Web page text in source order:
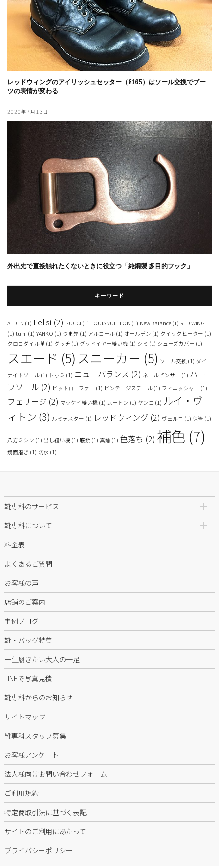
レッドウィングのアイリッシュセッター（8165）はソール交換でブー
ツの表情が変わる
2020年7月13日
外出先で直接触れたくないときに役立つ「純銅製 多目的フック」
キーワード
ALDEN (1) Felisi (2) GUCCI (1) LOUIS VUITTON (1) New Balance (1) RED WING
(1) tumi (1) YANKO (1) つま先 (1) アルコール (1) オールデン (1) クイックヒーター (1)
クロコダイル革 (1) グッチ (1) グッドイヤー縫い機 (1) シミ (1) シューズカバー (1)
スエード (5) スニーカー (5) ソール交換 (1) ダイ
ナイトソール (1) トゥミ (1) ニューバランス (2) ネールピンサー (1) ハー
フソール (2) ビットローファー (1) ビンテージスチール (1) フィニッシャー (1)
フェリージ (2) マッケイ縫い機 (1) ムートン (1) ヤンコ (1) ルイ・ヴ
ィトン (3) ルミテスター (1) レッドウィング (2) ヴェルニ (1) 保管 (1)
八方ミシン (1) 出し縫い機 (1) 底鋲 (1) 真鍮 (1) 色落ち (2) 補色 (7)
鏡面磨き (1) 防水 (1)
靴専科のサービス
靴専科について
料金表
よくあるご質問
お客様の声
店舗のご案内
事例ブログ
靴・バッグ特集
一生履きたい大人の一足
LINEで写真見積
靴専科からのお知らせ
サイトマップ
靴専科スタッフ募集
お客様アンケート
法人様向けお問い合わせフォーム
ご利用規約
特定商取引法に基づく表記
サイトのご利用にあたって
プライバシーポリシー